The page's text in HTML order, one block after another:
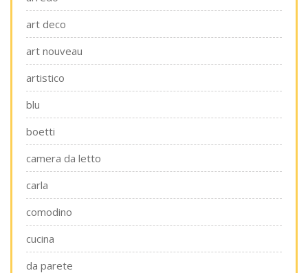
art deco
art nouveau
artistico
blu
boetti
camera da letto
carla
comodino
cucina
da parete